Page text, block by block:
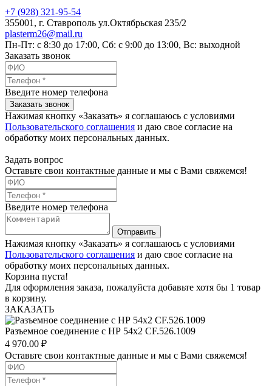
+7 (928) 321-95-54
355001 , г. Ставрополь ул.Октябрьская 235/2
plasterm26@mail.ru
Пн-Пт: с 8:30 до 17:00, Сб: с 9:00 до 13:00, Вс: выходной
Заказать звонок
Введите номер телефона
Заказать звонок
Нажимая кнопку «Заказать» я соглашаюсь с условиями
Пользовательского соглашения и даю свое согласие на
обработку моих персональных данных.
Задать вопрос
Оставьте свои контактные данные и мы с Вами свяжемся!
Введите номер телефона
Отправить
Нажимая кнопку «Заказать» я соглашаюсь с условиями
Пользовательского соглашения и даю свое согласие на
обработку моих персональных данных.
Корзина пуста!
Для оформления заказа, пожалуйста добавьте хотя бы 1 товар
в корзину.
ЗАКАЗАТЬ
Разъемное соединение с НР 54х2 CF.526.1009
4 970.00 ₽
Оставьте свои контактные данные и мы с Вами свяжемся!